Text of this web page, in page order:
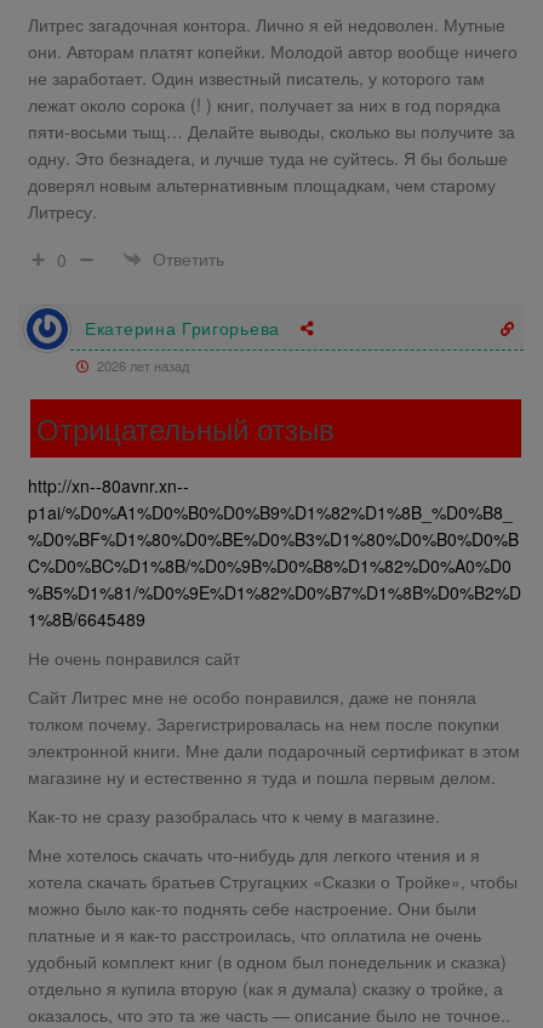
Литрес загадочная контора. Лично я ей недоволен. Мутные
они. Авторам платят копейки. Молодой автор вообще ничего
не заработает. Один известный писатель, у которого там
лежат около сорока (! ) книг, получает за них в год порядка
пяти-восьми тыщ… Делайте выводы, сколько вы получите за
одну. Это безнадега, и лучше туда не суйтесь. Я бы больше
доверял новым альтернативным площадкам, чем старому
Литресу.
0
Ответить
Екатерина Григорьева
2026 лет назад
Отрицательный отзыв
http://xn--80avnr.xn--
p1ai/%D0%A1%D0%B0%D0%B9%D1%82%D1%8B_%D0%B8_
%D0%BF%D1%80%D0%BE%D0%B3%D1%80%D0%B0%D0%B
C%D0%BC%D1%8B/%D0%9B%D0%B8%D1%82%D0%A0%D0
%B5%D1%81/%D0%9E%D1%82%D0%B7%D1%8B%D0%B2%D
1%8B/6645489
Не очень понравился сайт
Сайт Литрес мне не особо понравился, даже не поняла
толком почему. Зарегистрировалась на нем после покупки
электронной книги. Мне дали подарочный сертификат в этом
магазине ну и естественно я туда и пошла первым делом.
Как-то не сразу разобралась что к чему в магазине.
Мне хотелось скачать что-нибудь для легкого чтения и я
хотела скачать братьев Стругацких «Сказки о Тройке», чтобы
можно было как-то поднять себе настроение. Они были
платные и я как-то расстроилась, что оплатила не очень
удобный комплект книг (в одном был понедельник и сказка)
отдельно я купила вторую (как я думала) сказку о тройке, а
оказалось, что это та же часть — описание было не точное..